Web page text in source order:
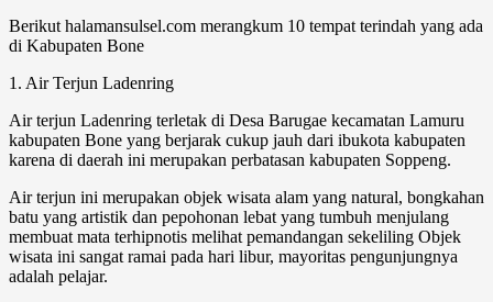
Berikut halamansulsel.com merangkum 10 tempat terindah yang ada
di Kabupaten Bone
1. Air Terjun Ladenring
Air terjun Ladenring terletak di Desa Barugae kecamatan Lamuru
kabupaten Bone yang berjarak cukup jauh dari ibukota kabupaten
karena di daerah ini merupakan perbatasan kabupaten Soppeng.
Air terjun ini merupakan objek wisata alam yang natural, bongkahan
batu yang artistik dan pepohonan lebat yang tumbuh menjulang
membuat mata terhipnotis melihat pemandangan sekeliling Objek
wisata ini sangat ramai pada hari libur, mayoritas pengunjungnya
adalah pelajar.